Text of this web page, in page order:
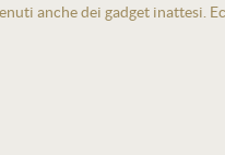
anche dei gadget inattesi.